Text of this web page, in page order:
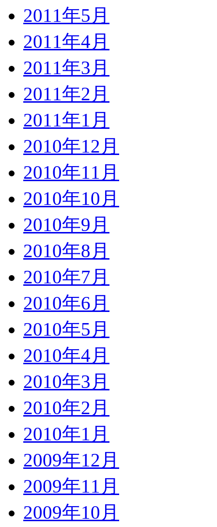
2011年5月
2011年4月
2011年3月
2011年2月
2011年1月
2010年12月
2010年11月
2010年10月
2010年9月
2010年8月
2010年7月
2010年6月
2010年5月
2010年4月
2010年3月
2010年2月
2010年1月
2009年12月
2009年11月
2009年10月